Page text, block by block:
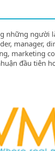
những người
manager,
marketing
đầu tiên